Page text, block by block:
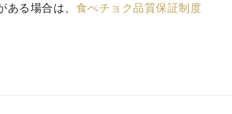
ある場合は、 食べチョク品質保証制度